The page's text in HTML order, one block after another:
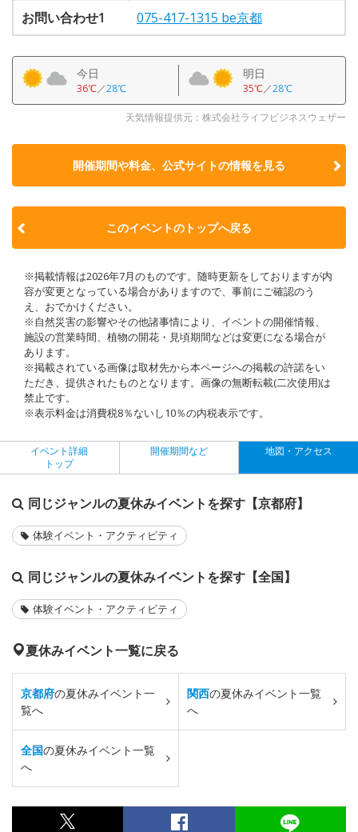
お問い合わせ1 075-417-1315 be京都
今日
36℃／28℃
明日
35℃／28℃
天気情報提供元：株式会社ライフビジネスウェザー
開催期間や料金、公式サイトの情報を見る
このイベントのトップへ戻る
※掲載情報は2026年7月のものです。随時更新をしておりますが内
容が変更となっている場合がありますので、事前にご確認のう
え、おでかけください。
※自然災害の影響やその他諸事情により、イベントの開催情報、
施設の営業時間、植物の開花・見頃期間などは変更になる場合が
あります。
※掲載されている画像は取材先から本ページへの掲載の許諾をい
ただき、提供されたものとなります。画像の無断転載(二次使用)は
禁止です。
※表示料金は消費税8％ないし10％の内税表示です。
イベント詳細
トップ
開催期間など 地図・アクセス
同じジャンルの夏休みイベントを探す【京都府】
体験イベント・アクティビティ
同じジャンルの夏休みイベントを探す【全国】
体験イベント・アクティビティ
夏休みイベント一覧に戻る
京都府の夏休みイベント一
覧へ
関西の夏休みイベント一覧
へ
全国の夏休みイベント一覧
へ